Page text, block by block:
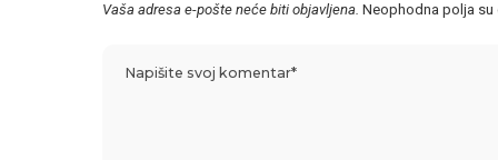
Vaša adresa e-pošte neće biti objavljena. Neophodna polja su